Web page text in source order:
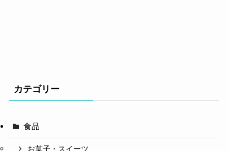
カテゴリー
食品
お菓子・スイーツ